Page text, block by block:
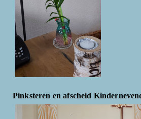
Pinksteren en afscheid